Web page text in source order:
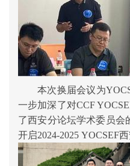
本次换届会议为
一步加深了对CCF
了西安分论坛学术委员会
开启2024-2025 YOCSEF